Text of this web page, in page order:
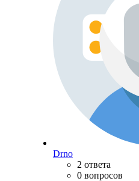
Drno
2 ответа
0 вопросов